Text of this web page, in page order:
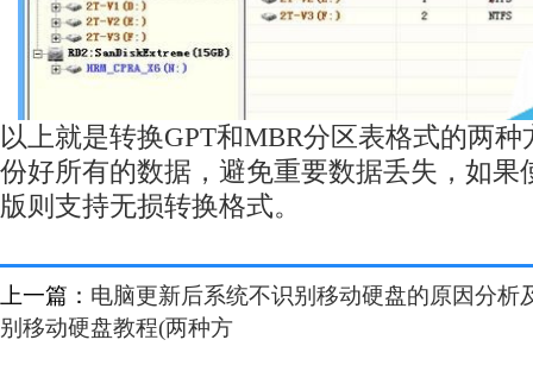
以上就是转换GPT和MBR分区表格式的两
份好所有的数据，避免重要数据丢失，如果
版则支持无损转换格式。
上一篇： 电脑更新后系统不识别移动硬盘的原因分析
别移动硬盘教程(两种方